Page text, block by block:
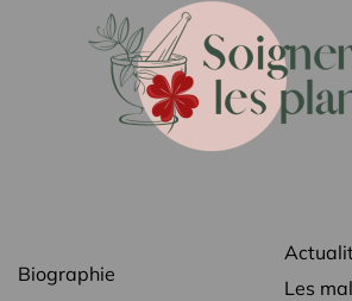
Biographie
Les